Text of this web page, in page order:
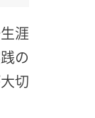
涯
の
切